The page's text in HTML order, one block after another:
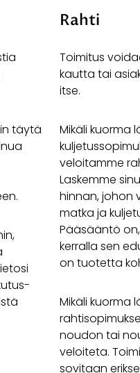
täytä
Rahti
Toimitus
kautta tai
itse.
Mikäli kuorma
veloitamme
Laskemme
hinnan, johon
matka ja
Pääsääntö
kerralla sen
on tuotetta
Mikäli kuorma
noudon tai
veloiteta.
sovitaan